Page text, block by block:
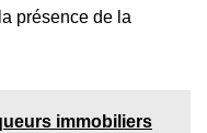
présence de la
immobiliers